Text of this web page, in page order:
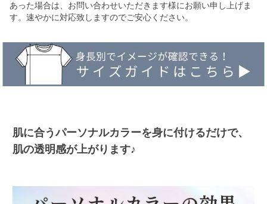
あった場合は、お問い合わせいただきます様にお願い申し上げま
す。速やかに対応致しますのでご安心ください。
肌に合うパーソナルカラーを身に付けるだけで、
肌の透明感が上がります♪